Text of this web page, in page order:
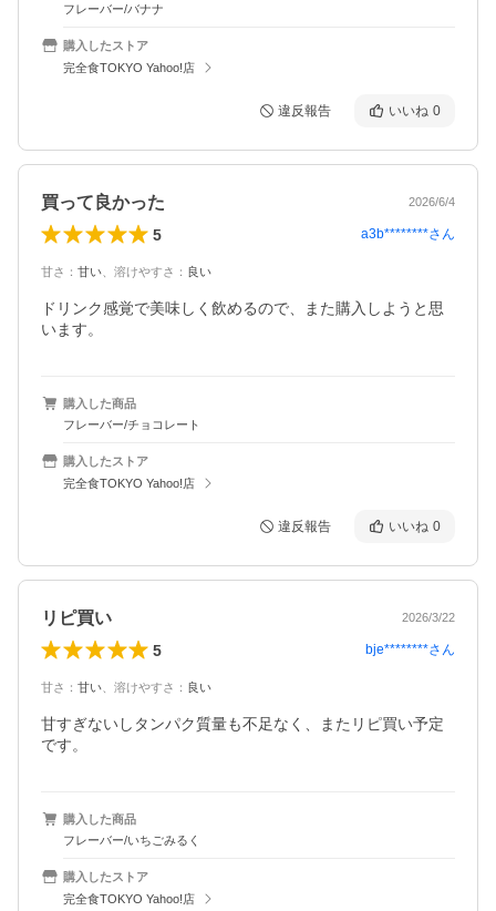
フレーバー/バナナ
購入したストア
完全食TOKYO Yahoo!店
違反報告 いいね 0
買って良かった 2026/6/4
5 a3b********さん
甘さ ： 甘い 溶けやすさ ： 良い
ドリンク感覚で美味しく飲めるので、また購入しようと思
います。
購入した商品
フレーバー/チョコレート
購入したストア
完全食TOKYO Yahoo!店
違反報告 いいね 0
リピ買い 2026/3/22
5 bje********さん
甘さ ： 甘い 溶けやすさ ： 良い
甘すぎないしタンパク質量も不足なく、またリピ買い予定
です。
購入した商品
フレーバー/いちごみるく
購入したストア
完全食TOKYO Yahoo!店